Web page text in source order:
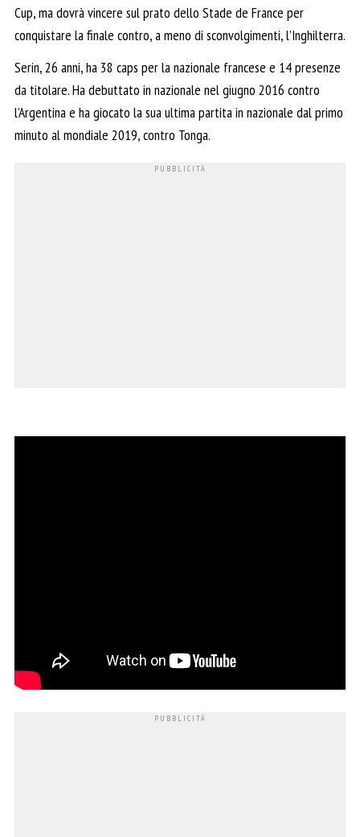
Cup, ma dovrà vincere sul prato dello Stade de France per
conquistare la finale contro, a meno di sconvolgimenti, l’Inghilterra.
Serin, 26 anni, ha 38 caps per la nazionale francese e 14 presenze
da titolare. Ha debuttato in nazionale nel giugno 2016 contro
l’Argentina e ha giocato la sua ultima partita in nazionale dal primo
minuto al mondiale 2019, contro Tonga.